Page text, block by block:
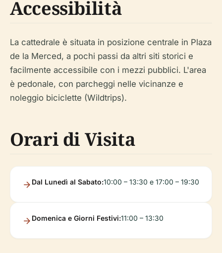
Accessibilità
La cattedrale è situata in posizione centrale in Plaza
de la Merced, a pochi passi da altri siti storici e
facilmente accessibile con i mezzi pubblici. L'area
è pedonale, con parcheggi nelle vicinanze e
noleggio biciclette (Wildtrips).
Orari di Visita
Dal Lunedì al Sabato:10:00 – 13:30 e 17:00 – 19:30
Domenica e Giorni Festivi:11:00 – 13:30